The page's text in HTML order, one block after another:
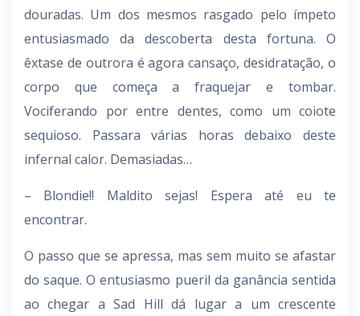
douradas. Um dos mesmos rasgado pelo ímpeto
entusiasmado da descoberta desta fortuna. O
êxtase de outrora é agora cansaço, desidratação, o
corpo que começa a fraquejar e tombar.
Vociferando por entre dentes, como um coiote
sequioso. Passara várias horas debaixo deste
infernal calor. Demasiadas…
– Blondie!! Maldito sejas! Espera até eu te
encontrar.
O passo que se apressa, mas sem muito se afastar
do saque. O entusiasmo pueril da ganância sentida
ao chegar a Sad Hill dá lugar a um crescente